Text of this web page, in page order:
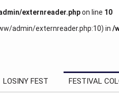
externreader.phpon line 10
admin/externreader.php:10) in /
LOSINY FEST FESTIVAL